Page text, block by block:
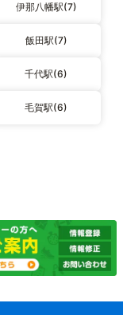
伊那八幡駅(7)
飯田駅(7)
千代駅(6)
毛賀駅(6)